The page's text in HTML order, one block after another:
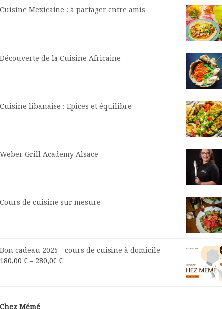
Cuisine Mexicaine : à partager entre amis
Découverte de la Cuisine Africaine
Cuisine libanaise : Epices et équilibre
Weber Grill Academy Alsace
Cours de cuisine sur mesure
Bon cadeau 2025 - cours de cuisine à domicile
180,00 € – 280,00 €
Chez Mémé